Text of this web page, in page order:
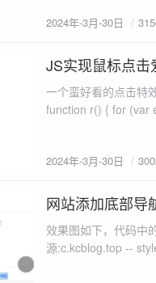
2024年-3月-30日
2024-3-30
JS实现鼠标点击
一个蛮好看的点击特效，复
2024年-3月-30日
2024-3-30
网站添加底部导
效果图如下，代码中
源:c.kcblog.top -- style type=text/css .nav{display:none;} @media screen and (min-width:767px)